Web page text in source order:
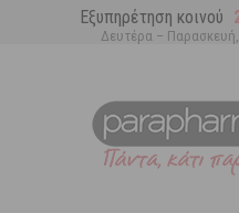
Εξυπηρέτηση κοινού
Δευτέρα – Παρασκευή,